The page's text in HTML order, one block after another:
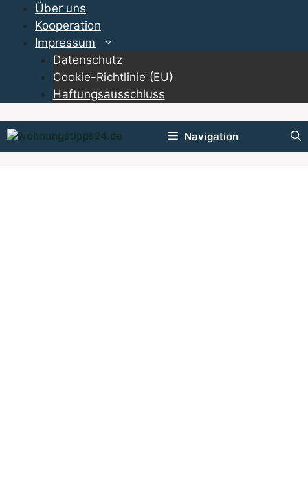
Zum
Inhalt
springen
Über uns
Kooperation
Impressum
Datenschutz
Cookie-Richtlinie (EU)
Haftungsausschluss
Navigation